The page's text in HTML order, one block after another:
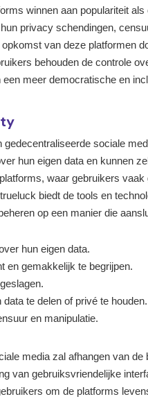
winnen aan populariteit
privacy schendingen,
van deze platformen
behouden de controle
meer democratische en
sociale
hun eigen data en kunnen
waar gebruikers
biedt de tools en
op een manier die
hun eigen data.
en gemakkelijk te begrijpen.
te delen of privé te houden.
en manipulatie.
media zal afhangen van
van gebruiksvriendelijke
om de platforms